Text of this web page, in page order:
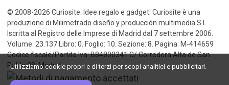
© 2008-2026 Curiosite. Idee regalo e gadget. Curiosite è una
produzione di Milimetrado diseño y producción multimedia S.L..
Iscritta al Registro delle Imprese di Madrid dal 7 settembre 2006.
Volume: 23.137 Libro: 0. Foglio: 10. Sezione: 8. Pagina: M-414659
Codice fiscale/Partita Iva: B84800341 C/ Corredera Alta de San
Pablo 28, Madrid
Utilizziamo cookie propri e di terzi per scopi analitici e pubblicitari.